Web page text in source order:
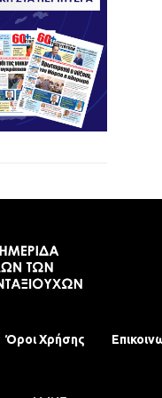
Όροι Χρήσης